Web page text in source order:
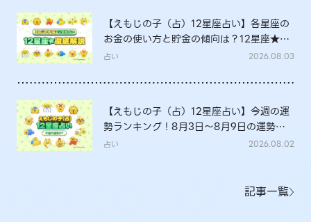
【えもじの子（占）12星座占い】各星座の
お金の使い方と貯金の傾向は？12星座★徹
底解説
占い 2026.08.03
【えもじの子（占）12星座占い】今週の運
勢ランキング！8月3日～8月9日の運勢
は？
占い 2026.08.02
記事一覧